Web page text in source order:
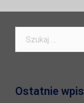
Ostatnie